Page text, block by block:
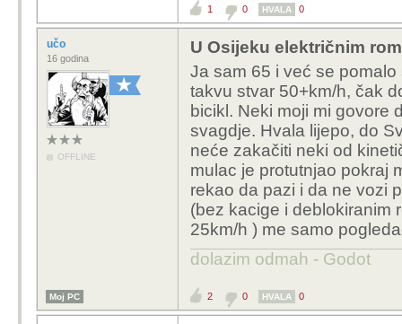
1 0 HVALA 0
učo
16 godina
OFFLINE
U Osijeku električnim
Ja sam 65 i već se
takvu stvar 50+km/h, čak
bicikl. Neki moji mi govore
svagdje. Hvala lijepo, do
neće zakačiti neki od
mulac je protutnjao pokraj
rekao da pazi i da ne vozi
(bez kacige i deblokiranim
25km/h ) me samo
dolazim odmah - Godot
Moj PC 2 0 HVALA 0